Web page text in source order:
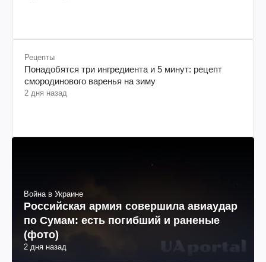
Рецепты
Понадобятся три ингредиента и 5 минут: рецепт
смородинового варенья на зиму
2 дня назад
Война в Украине
Российская армия совершила авиаудар
по Сумам: есть погибший и раненые
(фото)
2 дня назад